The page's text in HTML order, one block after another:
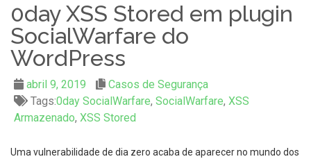
0day XSS Stored em plugin
SocialWarfare do
WordPress
abril 9, 2019
Casos de Segurança
Tags:0day SocialWarfare, SocialWarfare, XSS
Armazenado, XSS Stored
Uma vulnerabilidade de dia zero acaba de aparecer no mundo dos